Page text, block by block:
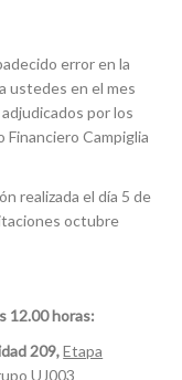
error en la
ustedes en el mes
por los
Campiglia
realizada el día 5 de
octubre
12.00 horas:
209,Etapa
UJ003